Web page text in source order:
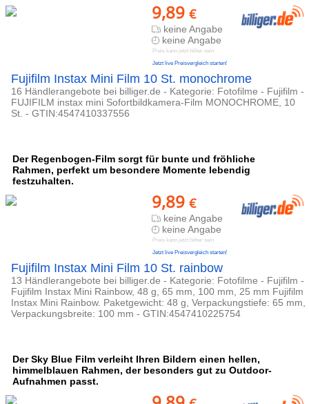
9,89 €
keine Angabe
keine Angabe
Preis kann jetzt höher sein
Jetzt live Preisvergleich starten!
Fujifilm Instax Mini Film 10 St. monochrome
16 Händlerangebote bei billiger.de - Kategorie: Fotofilme - Fujifilm -
FUJIFILM instax mini Sofortbildkamera-Film MONOCHROME, 10
St. - GTIN:4547410337556
Der Regenbogen-Film sorgt für bunte und fröhliche
Rahmen, perfekt um besondere Momente lebendig
festzuhalten.
9,89 €
keine Angabe
keine Angabe
Preis kann jetzt höher sein
Jetzt live Preisvergleich starten!
Fujifilm Instax Mini Film 10 St. rainbow
13 Händlerangebote bei billiger.de - Kategorie: Fotofilme - Fujifilm -
Fujifilm Instax Mini Rainbow, 48 g, 65 mm, 100 mm, 25 mm Fujifilm
Instax Mini Rainbow. Paketgewicht: 48 g, Verpackungstiefe: 65 mm,
Verpackungsbreite: 100 mm - GTIN:4547410225754
Der Sky Blue Film verleiht Ihren Bildern einen hellen,
himmelblauen Rahmen, der besonders gut zu Outdoor-
Aufnahmen passt.